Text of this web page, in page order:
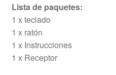
Lista de paquetes:
1 x teclado
1 x ratón
1 x Instrucciones
1 x Receptor